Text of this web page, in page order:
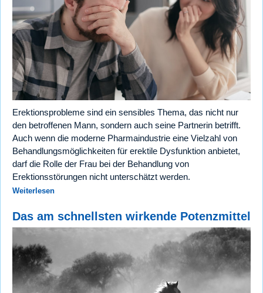
Erektionsprobleme sind ein sensibles Thema, das nicht nur
den betroffenen Mann, sondern auch seine Partnerin betrifft.
Auch wenn die moderne Pharmaindustrie eine Vielzahl von
Behandlungsmöglichkeiten für erektile Dysfunktion anbietet,
darf die Rolle der Frau bei der Behandlung von
Erektionsstörungen nicht unterschätzt werden.
Weiterlesen
Das am schnellsten wirkende Potenzmittel